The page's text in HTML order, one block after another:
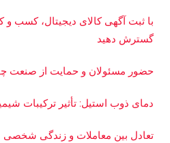
با ثبت آگهی کالای دیجیتال، کسب و
گسترش دهید
حضور مسئولان و حمایت از صنعت
دمای ذوب استیل: تأثیر ترکیبات
تعادل بین معاملات و زندگی شخصی